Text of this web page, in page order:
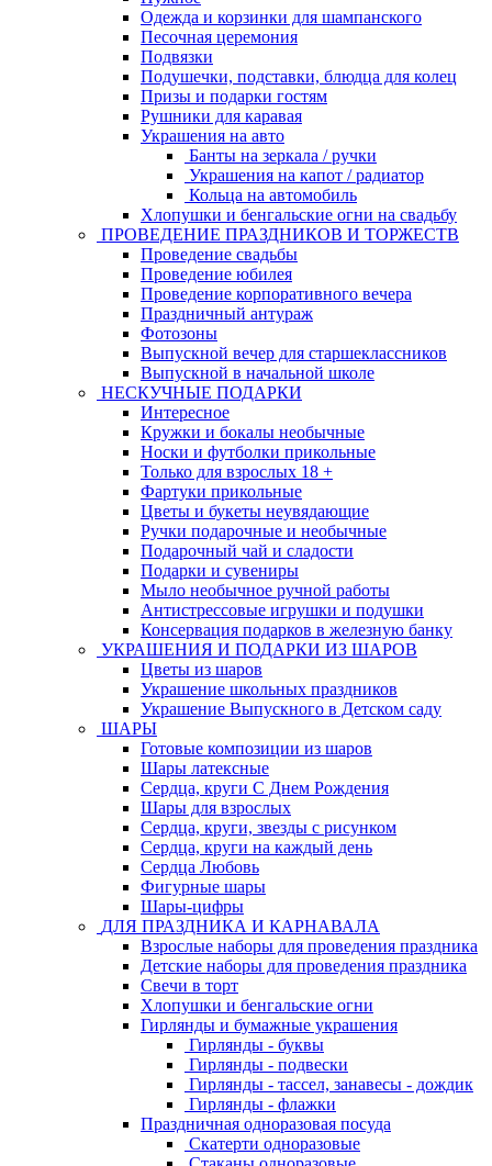
Одежда и корзинки для шампанского
Песочная церемония
Подвязки
Подушечки, подставки, блюдца для колец
Призы и подарки гостям
Рушники для каравая
Украшения на авто
Банты на зеркала / ручки
Украшения на капот / радиатор
Кольца на автомобиль
Хлопушки и бенгальские огни на свадьбу
ПРОВЕДЕНИЕ ПРАЗДНИКОВ И ТОРЖЕСТВ
Проведение свадьбы
Проведение юбилея
Проведение корпоративного вечера
Праздничный антураж
Фотозоны
Выпускной вечер для старшеклассников
Выпускной в начальной школе
НЕСКУЧНЫЕ ПОДАРКИ
Интересное
Кружки и бокалы необычные
Носки и футболки прикольные
Только для взрослых 18 +
Фартуки прикольные
Цветы и букеты неувядающие
Ручки подарочные и необычные
Подарочный чай и сладости
Подарки и сувениры
Мыло необычное ручной работы
Антистрессовые игрушки и подушки
Консервация подарков в железную банку
УКРАШЕНИЯ И ПОДАРКИ ИЗ ШАРОВ
Цветы из шаров
Украшение школьных праздников
Украшение Выпускного в Детском саду
ШАРЫ
Готовые композиции из шаров
Шары латексные
Сердца, круги С Днем Рождения
Шары для взрослых
Сердца, круги, звезды с рисунком
Сердца, круги на каждый день
Сердца Любовь
Фигурные шары
Шары-цифры
ДЛЯ ПРАЗДНИКА И КАРНАВАЛА
Взрослые наборы для проведения праздника
Детские наборы для проведения праздника
Свечи в торт
Хлопушки и бенгальские огни
Гирлянды и бумажные украшения
Гирлянды - буквы
Гирлянды - подвески
Гирлянды - тассел, занавесы - дождик
Гирлянды - флажки
Праздничная одноразовая посуда
Скатерти одноразовые